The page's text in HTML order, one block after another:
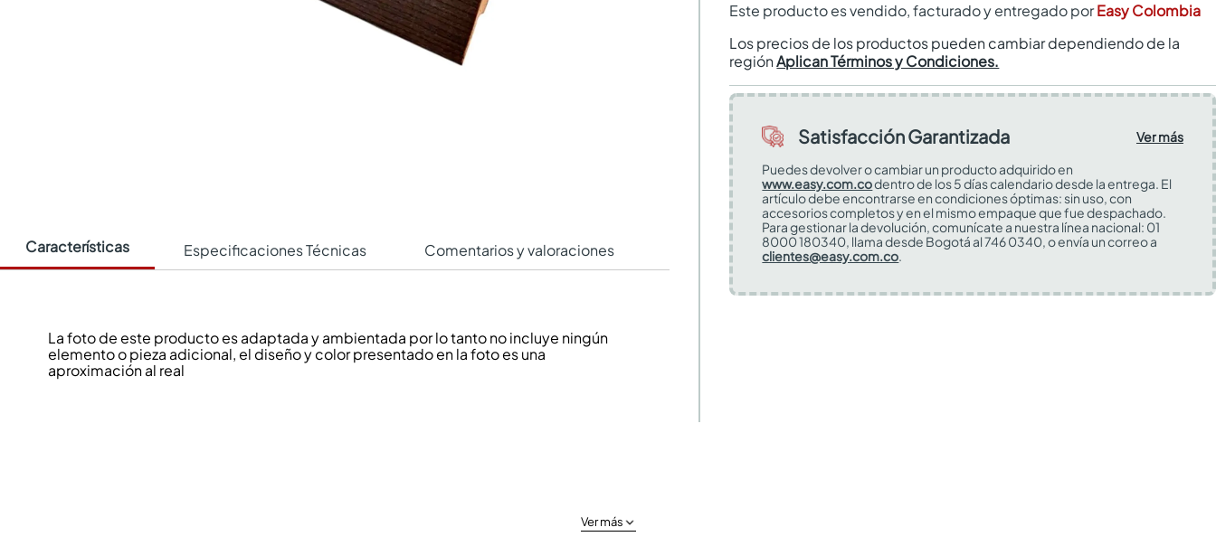
Características Especificaciones Técnicas Comentarios y valoraciones
La foto de este producto es adaptada y ambientada por lo tanto no incluye ningún
elemento o pieza adicional, el diseño y color presentado en la foto es una
aproximación al real
Este producto es vendido, facturado y entregado porEasy Colombia
Los precios de los productos pueden cambiar dependiendo de la
regiónAplican Términos y Condiciones.
Satisfacción Garantizada
Ver más
Puedes devolver o cambiar un producto adquirido en
www.easy.com.codentro de los 5 días calendario desde la entrega. El
artículo debe encontrarse en condiciones óptimas: sin uso, con
accesorios completos y en el mismo empaque que fue despachado.
Para gestionar la devolución, comunícate a nuestra línea nacional: 01
8000 180340, llama desde Bogotá al 746 0340, o envía un correo a
clientes@easy.com.co.
Ver más